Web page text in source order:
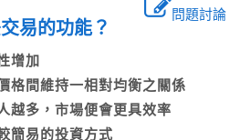
問題討論
易的功能？
增加
格間維持一相對均衡之關係
越多，市場便會更具效率
簡易的投資方式